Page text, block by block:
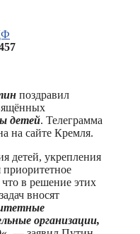
поздравил
детей. Телеграмма
на сайте Кремля.
детей, укрепления
приоритетное
в решение этих
вносят
организации,